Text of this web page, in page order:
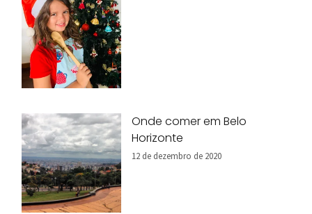
Onde comer em Belo
Horizonte
12 de dezembro de 2020